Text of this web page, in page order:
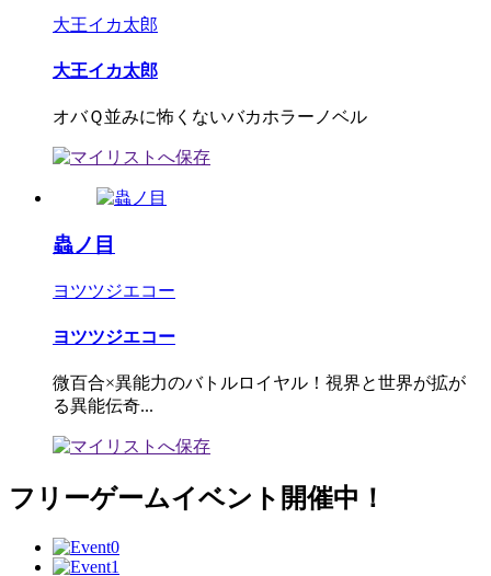
大王イカ太郎
大王イカ太郎
オバＱ並みに怖くないバカホラーノベル
蟲ノ目
ヨツツジエコー
ヨツツジエコー
微百合×異能力のバトルロイヤル！視界と世界が拡が
る異能伝奇...
フリーゲームイベント開催中！